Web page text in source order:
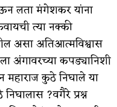
लता मंगेशकर यांना
त्या नक्की
असा अतिआत्मविश्वास
अंगावरच्या कपड्यानिशी
महाराज कुठे निघाले या
?वगैरे प्रश्न